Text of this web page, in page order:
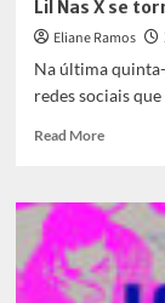
Lil Nas X se
Eliane Ramos
Na última
redes sociais
Read MoreRead
Lil
Nas
X
se
torna